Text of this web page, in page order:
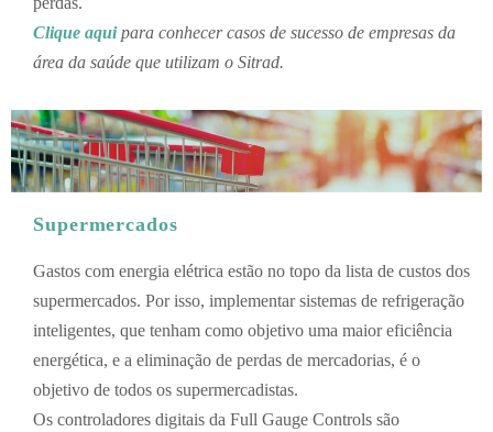
Clique aquipara conhecer casos de sucesso de empresas da
área da saúde que utilizam o Sitrad.
Supermercados
Gastos com energia elétrica estão no topo da lista de custos dos
supermercados. Por isso, implementar sistemas de refrigeração
inteligentes, que tenham como objetivo uma maior eficiência
energética, e a eliminação de perdas de mercadorias, é o
objetivo de todos os supermercadistas.
Os controladores digitais da Full Gauge Controls são